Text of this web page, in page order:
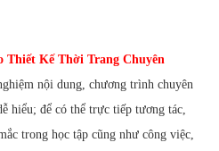
Thiết Kế Thời Trang Chuyên
nội dung, chương trình chuyên
hiểu; để có thể trực tiếp tương tác,
trong học tập cũng như công việc,